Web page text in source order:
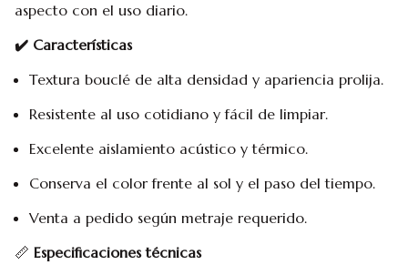
aspecto con el uso diario.
✔️ Características
Textura bouclé de alta densidad y apariencia prolija.
Resistente al uso cotidiano y fácil de limpiar.
Excelente aislamiento acústico y térmico.
Conserva el color frente al sol y el paso del tiempo.
Venta a pedido según metraje requerido.
📏 Especificaciones técnicas